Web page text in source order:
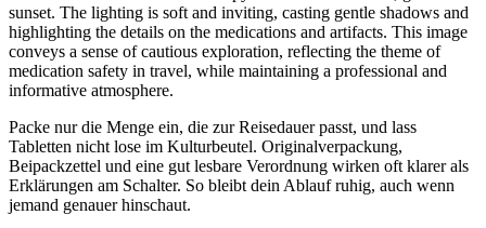
Packe nur die Menge ein, die zur Reisedauer passt, und lass
Tabletten nicht lose im Kulturbeutel. Originalverpackung,
Beipackzettel und eine gut lesbare Verordnung wirken oft klarer als
Erklärungen am Schalter. So bleibt dein Ablauf ruhig, auch wenn
jemand genauer hinschaut.